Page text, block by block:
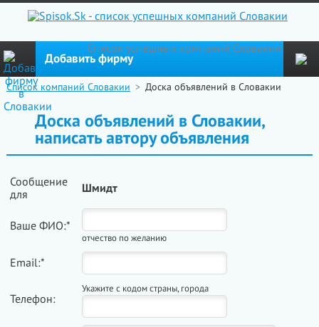
Cписок успешных компаний Словакии
Добавить фирму
Список компаний Словакии > Доска объявлений в Словакии
Доска объявлений в Словакии,
написать автору объявления
Сообщение
для
Шмидт
Ваше ФИО:*
отчество по желанию
Email:*
Телефон:
Укажите с кодом страны, города